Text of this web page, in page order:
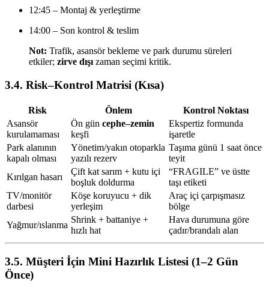
12:45 – Montaj & yerleştirme
14:00 – Son kontrol & teslim
Not: Trafik, asansör bekleme ve park durumu süreleri
etkiler; zirve dışı zaman seçimi kritik.
3.4. Risk–Kontrol Matrisi (Kısa)
Risk Önlem
Kontrol Noktası
Asansör
kurulamaması
Ön gün cephe–zemin
keşfi
Ekspertiz formunda
işaretle
Park alanının
kapalı olması
Yönetim/yakın otoparkla
yazılı rezerv
Taşıma günü 1 saat önce
teyit
Kırılgan hasarı
Çift kat sarım + kutu içi
boşluk doldurma
“FRAGILE” ve üstte
taşı etiketi
TV/monitör
darbesi
Köşe koruyucu + dik
yerleşim
Araç içi çarpışmasız
bölge
Yağmur/ıslanma
Shrink + battaniye +
hızlı hat
Hava durumuna göre
çadır/brandalı alan
3.5. Müşteri İçin Mini Hazırlık Listesi (1–2 Gün
Önce)